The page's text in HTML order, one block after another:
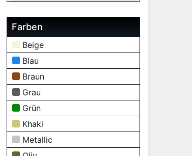
Farben
Beige
Blau
Braun
Grau
Grün
Khaki
Metallic